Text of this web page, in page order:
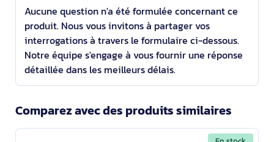
Aucune question n'a été formulée concernant ce
produit. Nous vous invitons à partager vos
interrogations à travers le formulaire ci-dessous.
Notre équipe s'engage à vous fournir une réponse
détaillée dans les meilleurs délais.
Comparez avec des produits similaires